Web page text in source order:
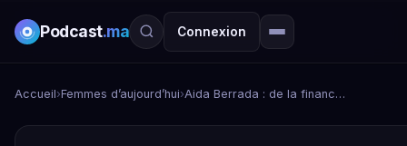
Podcast.ma Connexion
Accueil›Femmes d’aujourd’hui› Aida Berrada : de la finance au bien-être, le pari de l’entrepreneuriat